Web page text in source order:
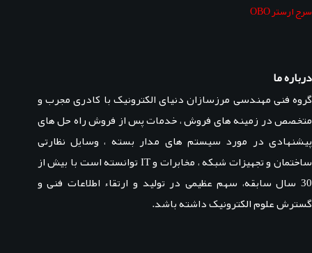
سرج ارستر OBO
درباره ما
گروه فنی مهندسی مرزسازان دنیای الکترونیک با کادری مجرب و
متخصص در زمینه های فروش ، خدمات پس از فروش راه حل های
پیشنهادی در مورد سیستم های مدار بسته ، وسایل نظارتی
ساختمان و تجهیزات شبکه ، مخابرات و IT توانسته است با بیش از
30 سال سابقه، سهم عظیمی در تولید و ارتقاء اطلاعات فنی و
گسترش علوم الکترونیک داشته باشد.